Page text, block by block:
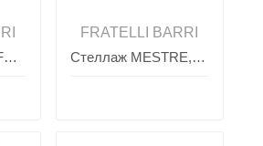
Стеллаж OLBIA, FRATELLI BARRI
FRATELLI BARRI
Стеллаж MESTRE, FRATELLI BARRI